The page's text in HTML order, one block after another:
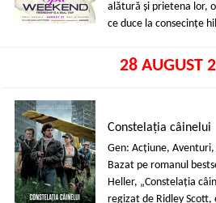
alătură și prietena lor,
ce duce la consecințe
28 AUGUST
Constelația câinelui
Gen: Acţiune, Aventuri,
Bazat pe romanul
Heller, „Constelația
regizat de Ridley